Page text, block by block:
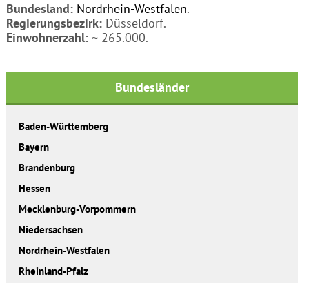
Bundesland: Nordrhein-Westfalen.
Regierungsbezirk:Düsseldorf.
Einwohnerzahl:~ 265.000.
Bundesländer
Baden-Württemberg
Bayern
Brandenburg
Hessen
Mecklenburg-Vorpommern
Niedersachsen
Nordrhein-Westfalen
Rheinland-Pfalz